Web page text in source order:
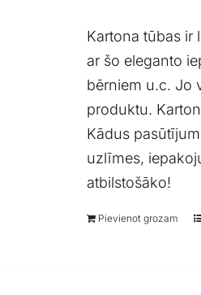
Kartona tūbas ir
ar šo eleganto
bērniem u.c. Jo
produktu.
Kādus
uzlīmes,
atbilstošāko!
Pievienot grozam